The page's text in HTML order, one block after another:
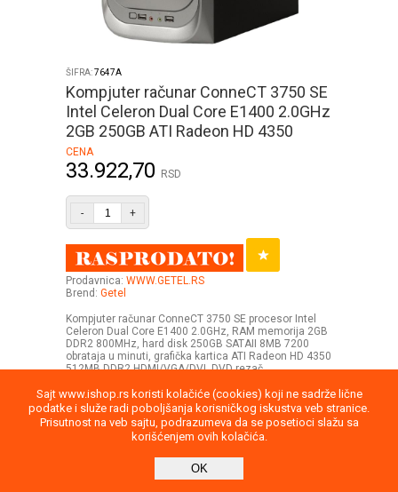
Sajt www.ishop.rs koristi kolačiće (cookies) koji ne sadrže lične
podatke i služe radi poboljšanja korisničkog iskustva veb stranice.
Prisutnost na veb sajtu, podrazumeva da se posetioci slažu sa
korišćenjem ovih kolačića.
OK
ŠIFRA:7647A
Kompjuter računar ConneCT 3750 SE
Intel Celeron Dual Core E1400 2.0GHz
2GB 250GB ATI Radeon HD 4350
CENA
33.922,70 RSD
- +
Prodavnica: WWW.GETEL.RS
Brend: Getel
Kompjuter računar ConneCT 3750 SE procesor Intel
Celeron Dual Core E1400 2.0GHz, RAM memorija 2GB
DDR2 800MHz, hard disk 250GB SATAII 8MB 7200
obrataja u minuti, grafička kartica ATI Radeon HD 4350
512MB DDR2 HDMI/VGA/DVI, DVD rezač.
Privatnost podataka Kontakt